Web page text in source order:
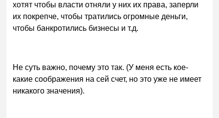
хотят чтобы власти отняли у них их права, заперли
их покрепче, чтобы тратились огромные деньги,
чтобы банкротились бизнесы и т.д.
Не суть важно, почему это так. (У меня есть кое-
какие соображения на сей счет, но это уже не имеет
никакого значения).